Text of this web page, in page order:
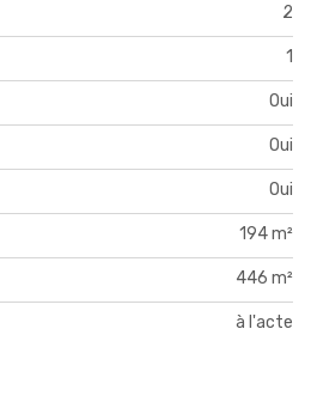
2
1
Oui
Oui
Oui
194 m²
446 m²
à l'acte